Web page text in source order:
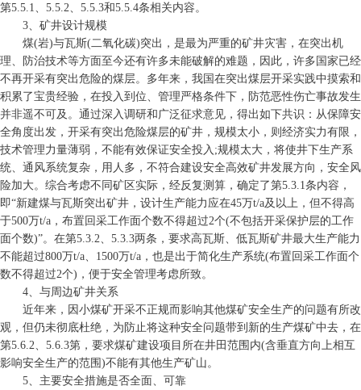
第5.5.1、5.5.2、5.5.3和5.5.4条相关内容。
3、矿井设计规模
煤(岩)与瓦斯(二氧化碳)突出，是最为严重的矿井灾害，在突出机
理、防治技术等方面至今还有许多未能破解的难题，因此，许多国家已经
不再开采有突出危险的煤层。多年来，我国在突出煤层开采实践中摸索和
积累了宝贵经验，在投入到位、管理严格条件下，防范恶性伤亡事故发生
并非遥不可及。通过深入调研和广泛征求意见，得出如下共识：从保障安
全角度出发，开采有突出危险煤层的矿井，规模太小，则经济实力有限，
技术管理力量薄弱，不能有效保证安全投入;规模太大，将使井下生产系
统、通风系统复杂，用人多，不符合建设安全高效矿井发展方向，安全风
险加大。综合考虑不同矿区实际，经反复测算，确定了第5.3.1条内容，
即“新建煤与瓦斯突出矿井，设计生产能力应在45万t/a及以上，但不得高
于500万t/a，布置回采工作面个数不得超过2个(不包括开采保护层的工作
面个数)”。在第5.3.2、5.3.3两条，要求高瓦斯、低瓦斯矿井最大生产能力
不能超过800万t/a、1500万t/a，也是出于简化生产系统(布置回采工作面个
数不得超过2个)，便于安全管理考虑所致。
4、与周边矿井关系
近年来，因小煤矿开采不正规而影响其他煤矿安全生产的问题有所改
观，但仍未彻底杜绝，为防止将这种安全问题带到新的生产煤矿中去，在
第5.6.2、5.6.3第，要求煤矿建设项目所在井田范围内(含垂直方向上相互
影响安全生产的范围)不能有其他生产矿山。
5、主要安全措施是否全面、可靠